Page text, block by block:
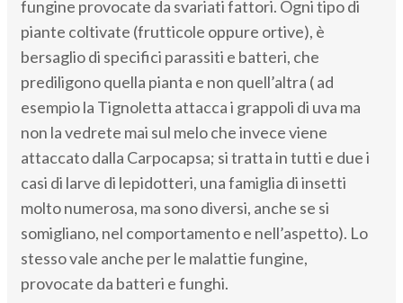
fungine provocate da svariati fattori. Ogni tipo di
piante coltivate (frutticole oppure ortive), è
bersaglio di specifici parassiti e batteri, che
prediligono quella pianta e non quell’altra ( ad
esempio la Tignoletta attacca i grappoli di uva ma
non la vedrete mai sul melo che invece viene
attaccato dalla Carpocapsa; si tratta in tutti e due i
casi di larve di lepidotteri, una famiglia di insetti
molto numerosa, ma sono diversi, anche se si
somigliano, nel comportamento e nell’aspetto). Lo
stesso vale anche per le malattie fungine,
provocate da batteri e funghi.